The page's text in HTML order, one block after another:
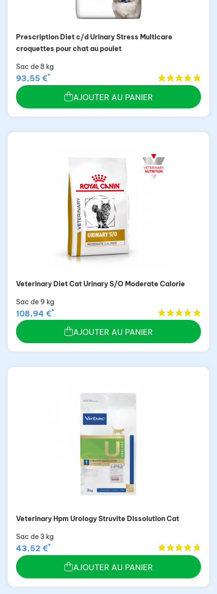
Prescription Diet c/d Urinary Stress Multicare
croquettes pour chat au poulet
Sac de 8 kg
93,55 €*
AJOUTER AU PANIER
Veterinary Diet Cat Urinary S/O Moderate Calorie
Sac de 9 kg
108,94 €*
AJOUTER AU PANIER
Veterinary Hpm Urology Struvite Dissolution Cat
Sac de 3 kg
43,52 €*
AJOUTER AU PANIER